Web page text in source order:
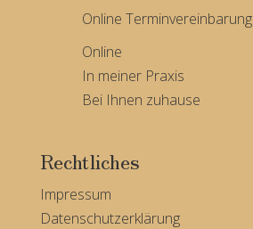
Online Terminvereinbarung
Online
In meiner Praxis
Bei Ihnen zuhause
Rechtliches
Impressum
Datenschutzerklärung